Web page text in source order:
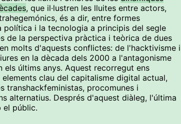
, que il·lustren les lluites entre actors,
és a dir, entre formes
i la tecnologia a principis del segle
de la perspectiva pràctica i teòrica de dues
molts d'aquests conflictes: de l'hacktivisme i
en la dècada dels 2000 a l'antagonisme
últims anys. Aquest recorregut ens
clau del capitalisme digital actual,
transhackfeministas, procomunes i
alternatius. Després d'aquest diàleg, l'última
el públic.